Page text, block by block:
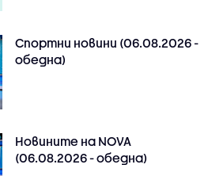
Спортни новини (06.08.2026 -
обедна)
Новините на NOVA
(06.08.2026 - обедна)